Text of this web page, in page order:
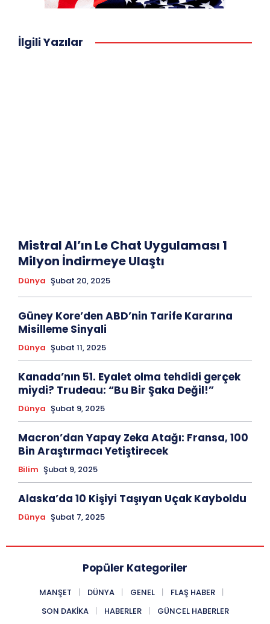
İlgili Yazılar
Mistral AI’ın Le Chat Uygulaması 1
Milyon İndirmeye Ulaştı
Dünya Şubat 20, 2025
Güney Kore’den ABD’nin Tarife Kararına
Misilleme Sinyali
Dünya Şubat 11, 2025
Kanada’nın 51. Eyalet olma tehdidi gerçek
miydi? Trudeau: “Bu Bir Şaka Değil!”
Dünya Şubat 9, 2025
Macron’dan Yapay Zeka Atağı: Fransa, 100
Bin Araştırmacı Yetiştirecek
Bilim Şubat 9, 2025
Alaska’da 10 Kişiyi Taşıyan Uçak Kayboldu
Dünya Şubat 7, 2025
Popüler Kategoriler
MANŞET DÜNYA GENEL
FLAŞ HABER
SON DAKIKA
HABERLER GÜNCEL HABERLER